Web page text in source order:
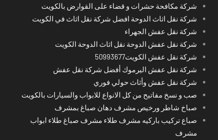
شركة مكافحة حشرات و قضاء على القوارض بالكويت
شركة نقل اثاث الدوحة افضل شركة نقل اثاث في الكويت
شركة نقل عفش الجهراء
شركة نقل عفش الدوحة نقل اثاث الدوحة الكويت
شركة نقل عفش الكويت50993677
شركة نقل عفش اليرموك أفضل شركة نقل عفش
شركة نقل عفش وأثاث حولي فوري
صب و نسخ مفاتيح من كل الانواع للابواب والسيارات بالكويت
صباخ شاطر ورخيص مشرف دهان صباغ بمشرف
صباع تركيب باركيه مشرف طلاء مشرف صباغ طلاء ابواب
مشرف